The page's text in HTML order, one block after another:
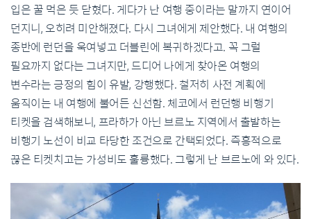
입은 꿀 먹은 듯 닫혔다. 게다가 난 여행 중이라는 말까지 연이어
던지니, 오히려 미안해졌다. 다시 그녀에게 제안했다. 내 여행의
종반에 런던을 욱여넣고 더블린에 복귀하겠다고. 꼭 그럴
필요까지 없다는 그녀지만, 드디어 나에게 찾아온 여행의
변수라는 긍정의 힘이 유발, 강행했다. 철저히 사전 계획에
움직이는 내 여행에 불어든 신선함. 체코에서 런던행 비행기
티켓을 검색해보니, 프라하가 아닌 브르노 지역에서 출발하는
비행기 노선이 비교 타당한 조건으로 간택되었다. 즉흥적으로
끊은 티켓치고는 가성비도 훌륭했다. 그렇게 난 브르노에 와 있다.